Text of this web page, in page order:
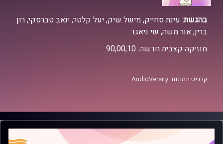
בהגשת: עינת סחייק, מישל שיק, יעל קלטר, יואב טברסקי, רון
ברין, אור משה, שי ניאגו
מוזיקה קצבית חדשה. 90,00,10
קרדיט תמונות: AudioVersity